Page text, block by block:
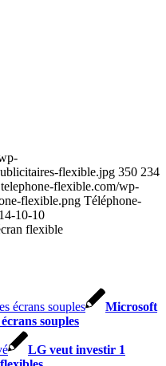
flexible.jpg 350 234
flexible.com/wp-
flexible.png Téléphone-
10-10
flexible
Microsoft
souples
LG veut investir 1